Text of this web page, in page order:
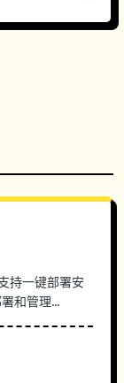
持一键部署安
和管理